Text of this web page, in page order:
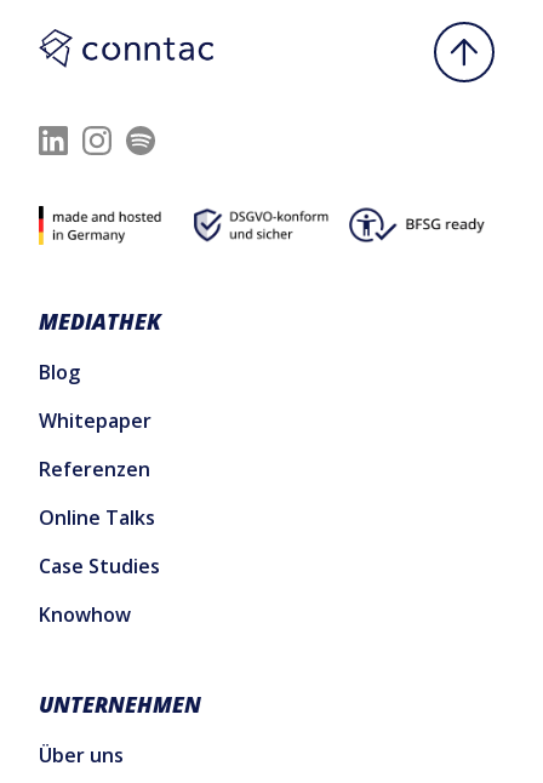
MEDIATHEK
Blog
Whitepaper
Referenzen
Online Talks
Case Studies
Knowhow
UNTERNEHMEN
Über uns